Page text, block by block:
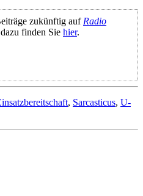
zukünftig auf Radio
finden Sie hier.
, Sarcasticus, U-